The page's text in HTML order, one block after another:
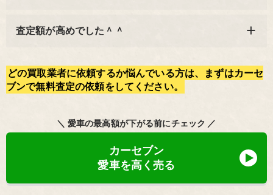
査定額が高めでした＾＾
どの買取業者に依頼するか悩んでいる方は、まずはカーセ
ブンで無料査定の依頼をしてください。
＼ 愛車の最高額が下がる前にチェック ／
カーセブン
愛車を高く売る